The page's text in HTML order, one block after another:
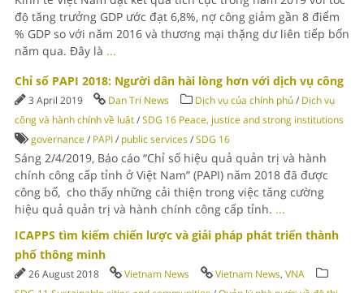
độ tăng trưởng GDP ước đạt 6,8%, nợ công giảm gần 8 điểm
% GDP so với năm 2016 và thương mại thặng dư liên tiếp bốn
năm qua. Đây là ...
Chỉ số PAPI 2018: Người dân hài lòng hơn với dịch vụ công
3 April 2019 Dan Tri News Dịch vụ của chính phủ/ Dịch vụ
công và hành chính về luật/SDG 16 Peace, justice and strong institutions
governance/ PAPI/ public services/SDG 16
Sáng 2/4/2019, Báo cáo “Chỉ số hiệu quả quản trị và hành
chính công cấp tỉnh ở Việt Nam” (PAPI) năm 2018 đã được
công bố, cho thấy những cải thiện trong việc tăng cường
hiệu quả quản trị và hành chính công cấp tỉnh. ...
ICAPPS tìm kiếm chiến lược và giải pháp phát triển thành
phố thông minh
26 August 2018 Vietnam News Vietnam News, VNA